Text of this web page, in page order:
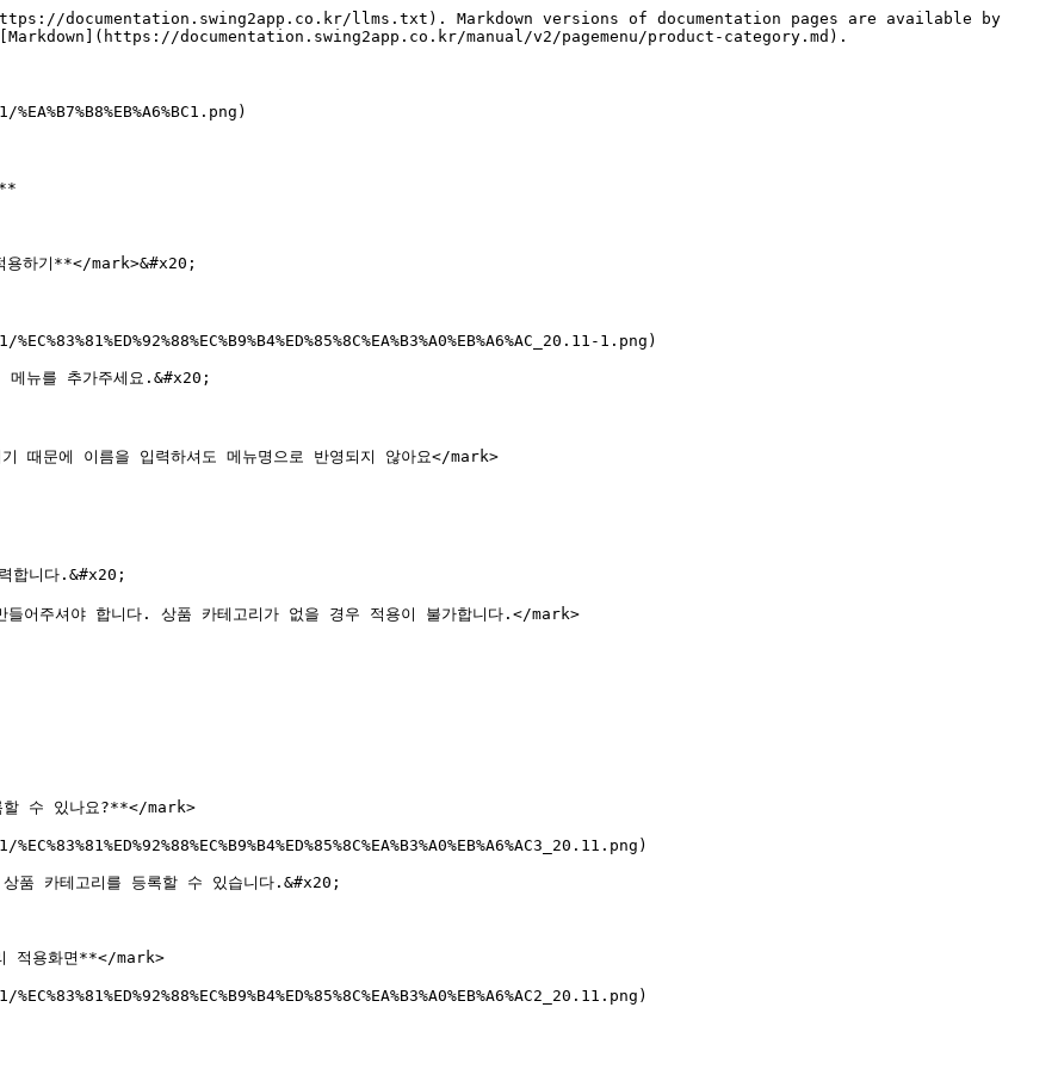
documentation.swing2app.co.kr/llms.txt). Markdown versions of documentation pages are available by
documentation.swing2app.co.kr/manual/v2/pagemenu/product-category.md).
하기**</mark>&#x20;
1.png)
뉴를 추가주세요.&#x20;
에 이름을 입력하셔도 메뉴명으로 반영되지 않아요</mark>
합니다.&#x20;
주셔야 합니다. 상품 카테고리가 없을 경우 적용이 불가합니다.</mark>
수 있나요?**</mark>
품 카테고리를 등록할 수 있습니다.&#x20;
용화면**</mark>